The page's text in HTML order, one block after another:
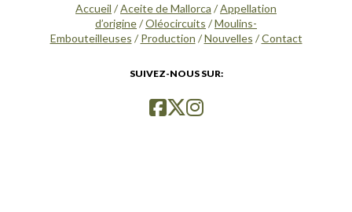
Accueil /Aceite de Mallorca /Appellation
d’origine/Oléocircuits /Moulins-
Embouteilleuses / Production /Nouvelles /Contact
SUIVEZ-NOUS SUR: